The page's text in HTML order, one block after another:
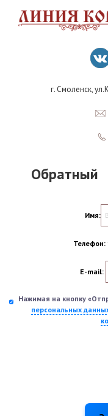
г. Смоленск,
Обратный
Имя:
Телефон:
E-mail:
Нажимая на кнопку
персональных